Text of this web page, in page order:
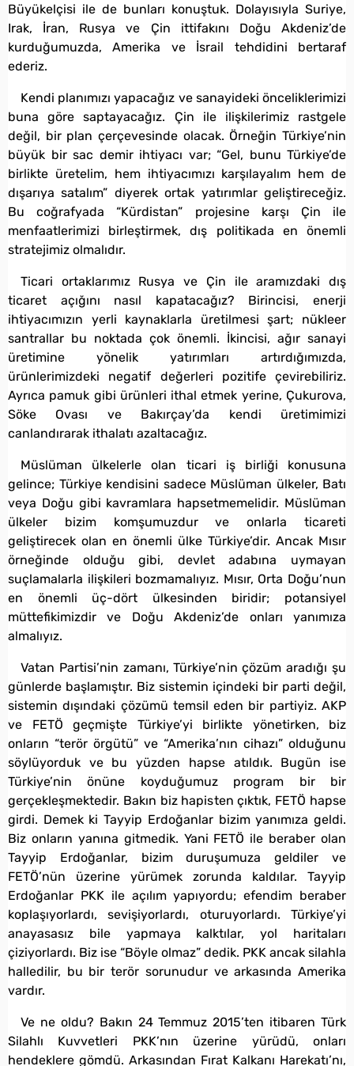
Büyükelçisi ile de bunları konuştuk. Dolayısıyla Suriye,
Irak, İran, Rusya ve Çin ittifakını Doğu Akdeniz’de
kurduğumuzda, Amerika ve İsrail tehdidini bertaraf
ederiz.
Kendi planımızı yapacağız ve sanayideki önceliklerimizi
buna göre saptayacağız. Çin ile ilişkilerimiz rastgele
değil, bir plan çerçevesinde olacak. Örneğin Türkiye’nin
büyük bir sac demir ihtiyacı var; “Gel, bunu Türkiye’de
birlikte üretelim, hem ihtiyacımızı karşılayalım hem de
dışarıya satalım” diyerek ortak yatırımlar geliştireceğiz.
Bu coğrafyada “Kürdistan” projesine karşı Çin ile
menfaatlerimizi birleştirmek, dış politikada en önemli
stratejimiz olmalıdır.
Ticari ortaklarımız Rusya ve Çin ile aramızdaki dış
ticaret açığını nasıl kapatacağız? Birincisi, enerji
ihtiyacımızın yerli kaynaklarla üretilmesi şart; nükleer
santrallar bu noktada çok önemli. İkincisi, ağır sanayi
üretimine yönelik yatırımları artırdığımızda,
ürünlerimizdeki negatif değerleri pozitife çevirebiliriz.
Ayrıca pamuk gibi ürünleri ithal etmek yerine, Çukurova,
Söke Ovası ve Bakırçay’da kendi üretimimizi
canlandırarak ithalatı azaltacağız.
Müslüman ülkelerle olan ticari iş birliği konusuna
gelince; Türkiye kendisini sadece Müslüman ülkeler, Batı
veya Doğu gibi kavramlara hapsetmemelidir. Müslüman
ülkeler bizim komşumuzdur ve onlarla ticareti
geliştirecek olan en önemli ülke Türkiye’dir. Ancak Mısır
örneğinde olduğu gibi, devlet adabına uymayan
suçlamalarla ilişkileri bozmamalıyız. Mısır, Orta Doğu’nun
en önemli üç-dört ülkesinden biridir; potansiyel
müttefikimizdir ve Doğu Akdeniz’de onları yanımıza
almalıyız.
Vatan Partisi’nin zamanı, Türkiye’nin çözüm aradığı şu
günlerde başlamıştır. Biz sistemin içindeki bir parti değil,
sistemin dışındaki çözümü temsil eden bir partiyiz. AKP
ve FETÖ geçmişte Türkiye’yi birlikte yönetirken, biz
onların “terör örgütü” ve “Amerika’nın cihazı” olduğunu
söylüyorduk ve bu yüzden hapse atıldık. Bugün ise
Türkiye’nin önüne koyduğumuz program bir bir
gerçekleşmektedir. Bakın biz hapisten çıktık, FETÖ hapse
girdi. Demek ki Tayyip Erdoğanlar bizim yanımıza geldi.
Biz onların yanına gitmedik. Yani FETÖ ile beraber olan
Tayyip Erdoğanlar, bizim duruşumuza geldiler ve
FETÖ’nün üzerine yürümek zorunda kaldılar. Tayyip
Erdoğanlar PKK ile açılım yapıyordu; efendim beraber
koplaşıyorlardı, sevişiyorlardı, oturuyorlardı. Türkiye’yi
anayasasız bile yapmaya kalktılar, yol haritaları
çiziyorlardı. Biz ise “Böyle olmaz” dedik. PKK ancak silahla
halledilir, bu bir terör sorunudur ve arkasında Amerika
vardır.
Ve ne oldu? Bakın 24 Temmuz 2015’ten itibaren Türk
Silahlı Kuvvetleri PKK’nın üzerine yürüdü, onları
hendeklere gömdü. Arkasından Fırat Kalkanı Harekatı’nı,